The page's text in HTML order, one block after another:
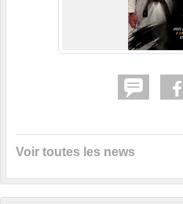
Voir toutes les news